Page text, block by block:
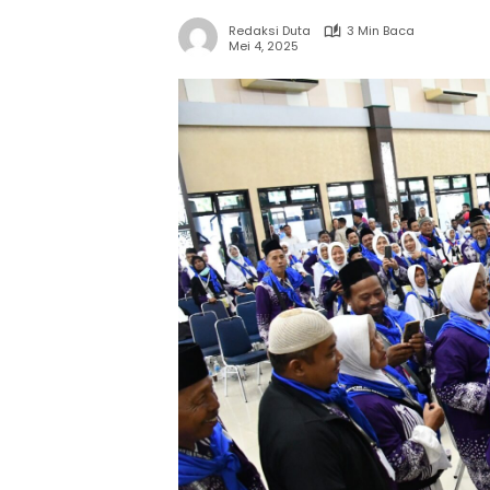
Redaksi Duta
3 Min Baca
Mei 4, 2025